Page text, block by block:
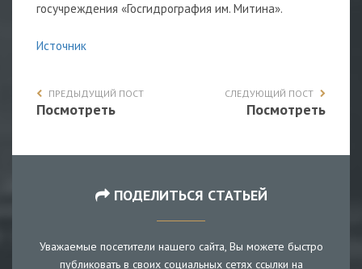
госучреждения «Госгидрография им. Митина».
Источник
ПРЕДЫДУЩИЙ ПОСТ
Посмотреть
СЛЕДУЮЩИЙ ПОСТ
Посмотреть
ПОДЕЛИТЬСЯ СТАТЬЕЙ
Уважаемые посетители нашего сайта, Вы можете быстро
публиковать в своих социальных сетях ссылки на